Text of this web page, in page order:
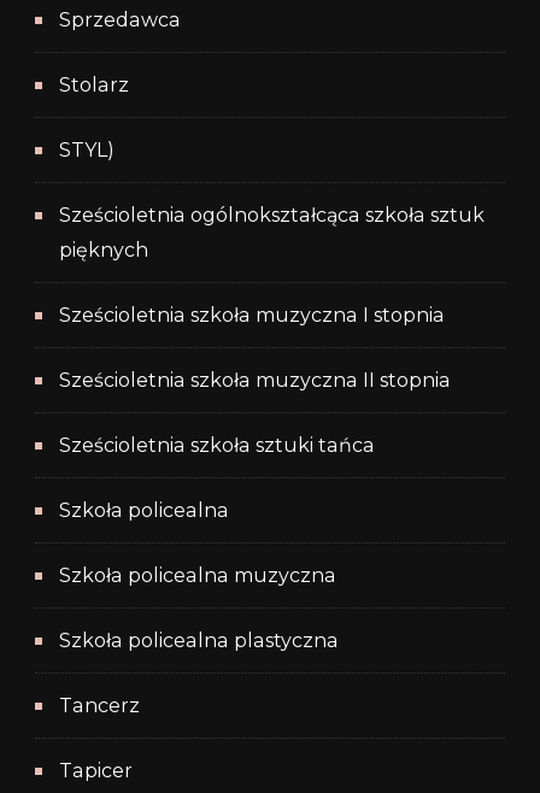
Sprzedawca
Stolarz
STYL)
Sześcioletnia ogólnokształcąca szkoła sztuk
pięknych
Sześcioletnia szkoła muzyczna I stopnia
Sześcioletnia szkoła muzyczna II stopnia
Sześcioletnia szkoła sztuki tańca
Szkoła policealna
Szkoła policealna muzyczna
Szkoła policealna plastyczna
Tancerz
Tapicer